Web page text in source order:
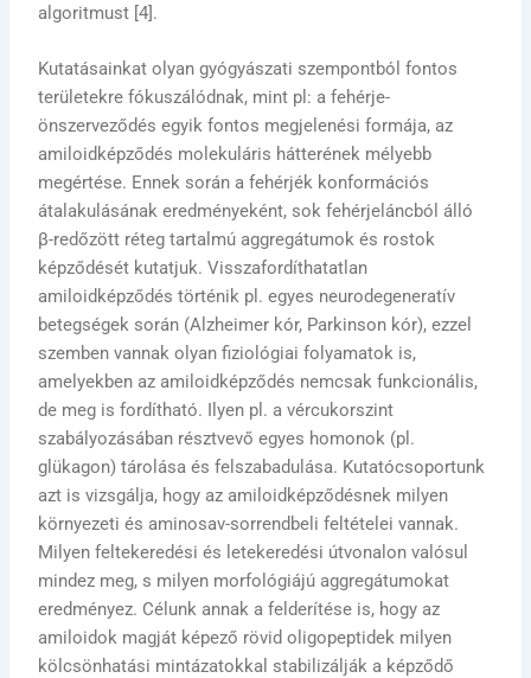
algoritmust [4].
Kutatásainkat olyan gyógyászati szempontból fontos
területekre fókuszálódnak, mint pl: a fehérje-
önszerveződés egyik fontos megjelenési formája, az
amiloidképződés molekuláris hátterének mélyebb
megértése. Ennek során a fehérjék konformációs
átalakulásának eredményeként, sok fehérjeláncból álló
β-redőzött réteg tartalmú aggregátumok és rostok
képződését kutatjuk. Visszafordíthatatlan
amiloidképződés történik pl. egyes neurodegeneratív
betegségek során (Alzheimer kór, Parkinson kór), ezzel
szemben vannak olyan fiziológiai folyamatok is,
amelyekben az amiloidképződés nemcsak funkcionális,
de meg is fordítható. Ilyen pl. a vércukorszint
szabályozásában résztvevő egyes homonok (pl.
glükagon) tárolása és felszabadulása. Kutatócsoportunk
azt is vizsgálja, hogy az amiloidképződésnek milyen
környezeti és aminosav-sorrendbeli feltételei vannak.
Milyen feltekeredési és letekeredési útvonalon valósul
mindez meg, s milyen morfológiájú aggregátumokat
eredményez. Célunk annak a felderítése is, hogy az
amiloidok magját képező rövid oligopeptidek milyen
kölcsönhatási mintázatokkal stabilizálják a képződő